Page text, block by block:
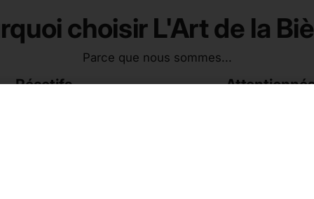
choisir L'Art de la
Parce que nous sommes...
Réactifs